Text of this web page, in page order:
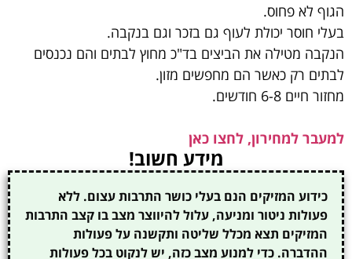
הגוף לא פחוס.
בעלי חוסר יכולת לעוף גם בזכר וגם בנקבה.
הנקבה מטילה את הביצים בד"כ מחוץ לבתים והם נכנסים
לבתים רק כאשר הם מחפשים מזון.
מחזור חיים 6-8 חודשים.
למעבר למחירון, לחצו כאן
מידע חשוב!
כידוע המזיקים הנם בעלי כושר התרבות עצום. ללא
פעולות ניטור ומניעה, עלול להיווצר מצב בו קצב התרבות
המזיקים תצא מכלל שליטה ותקשנה על פעולות
ההדברה. כדי למנוע מצב כזה, יש לנקוט בכל פעולות